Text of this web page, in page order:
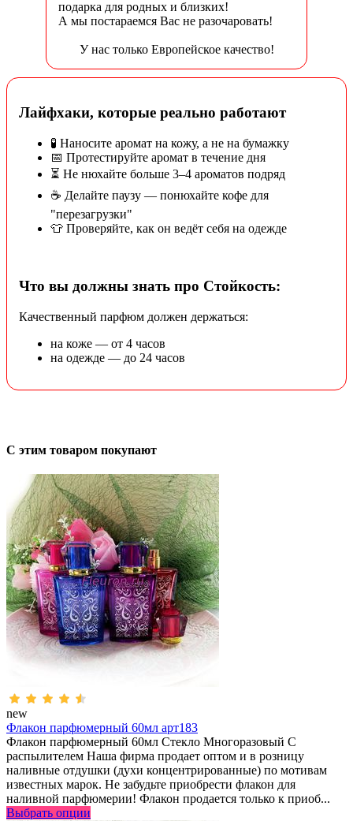
подарка для родных и близких!
А мы постараемся Вас не разочаровать!
У нас только Европейское качество!
Лайфхаки, которые реально работают
🧪 Наносите аромат на кожу, а не на бумажку
📅 Протестируйте аромат в течение дня
⏳ Не нюхайте больше 3–4 ароматов подряд
☕ Делайте паузу — понюхайте кофе для
"перезагрузки"
👕 Проверяйте, как он ведёт себя на одежде
Что вы должны знать про Стойкость:
Качественный парфюм должен держаться:
на коже — от 4 часов
на одежде — до 24 часов
С этим товаром покупают
new
Флакон парфюмерный 60мл арт183
Флакон парфюмерный 60мл Стекло Многоразовый С
распылителем Наша фирма продает оптом и в розницу
наливные отдушки (духи концентрированные) по мотивам
известных марок. Не забудьте приобрести флакон для
наливной парфюмерии! Флакон продается только к приоб...
Выбрать опции